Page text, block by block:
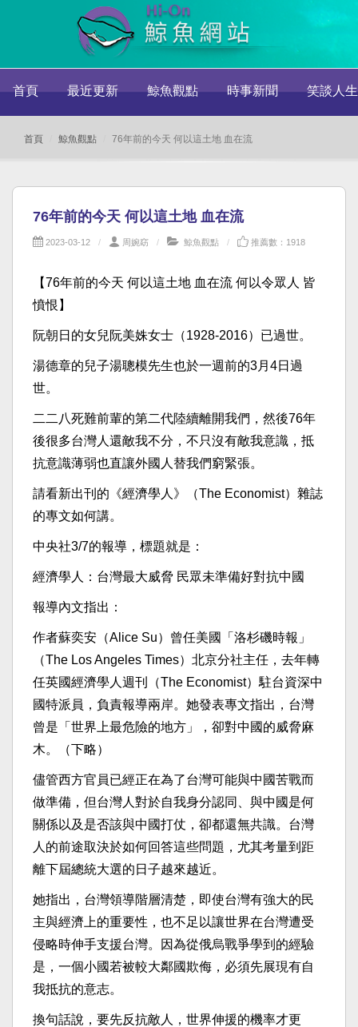
首頁 最近更新 鯨魚觀點 時事新聞 笑談人生
首頁 鯨魚觀點 76年前的今天 何以這土地 血在流
76年前的今天 何以這土地 血在流
2023-03-12 周婉窈 鯨魚觀點 推薦數：1918
【76年前的今天 何以這土地 血在流 何以令眾人 皆
憤恨】
阮朝日的女兒阮美姝女士（1928-2016）已過世。
湯德章的兒子湯聰模先生也於一週前的3月4日過
世。
二二八死難前輩的第二代陸續離開我們，然後76年
後很多台灣人還敵我不分，不只沒有敵我意識，抵
抗意識薄弱也直讓外國人替我們窮緊張。
請看新出刊的《經濟學人》（The Economist）雜誌
的專文如何講。
中央社3/7的報導，標題就是：
經濟學人：台灣最大威脅 民眾未準備好對抗中國
報導內文指出：
作者蘇奕安（Alice Su）曾任美國「洛杉磯時報」
（The Los Angeles Times）北京分社主任，去年轉
任英國經濟學人週刊（The Economist）駐台資深中
國特派員，負責報導兩岸。她發表專文指出，台灣
曾是「世界上最危險的地方」，卻對中國的威脅麻
木。（下略）
儘管西方官員已經正在為了台灣可能與中國苦戰而
做準備，但台灣人對於自我身分認同、與中國是何
關係以及是否該與中國打仗，卻都還無共識。台灣
人的前途取決於如何回答這些問題，尤其考量到距
離下屆總統大選的日子越來越近。
她指出，台灣領導階層清楚，即使台灣有強大的民
主與經濟上的重要性，也不足以讓世界在台灣遭受
侵略時伸手支援台灣。因為從俄烏戰爭學到的經驗
是，一個小國若被較大鄰國欺侮，必須先展現有自
我抵抗的意志。
換句話說，要先反抗敵人，世界伸援的機率才更